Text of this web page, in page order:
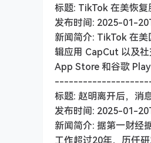
标题: TikTok 在美恢
发布时间: 2025-01-
新闻简介: TikTok 在
辑应用 CapCut 以及
App Store 和谷歌 Play
标题: 赵明离开后，消
发布时间: 2025-01-
新闻简介: 据第一财经
工作超过20年，历任